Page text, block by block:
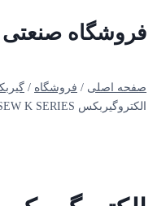
فروشگاه صنعتی
صفحه اصلی / فروشگاه /
الکتروگیربکس SEW K SERIES